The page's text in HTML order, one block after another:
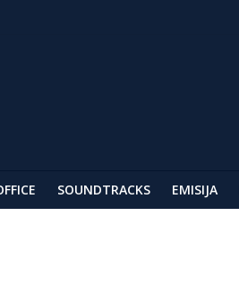
u Berlinu
SOUNDTRACKS EMISIJA